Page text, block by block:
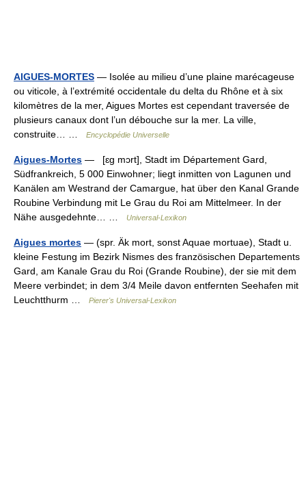
AIGUES-MORTES — Isolée au milieu d’une plaine marécageuse
ou viticole, à l’extrémité occidentale du delta du Rhône et à six
kilomètres de la mer, Aigues Mortes est cependant traversée de
plusieurs canaux dont l’un débouche sur la mer. La ville,
construite… …
Encyclopédie Universelle
Aigues-Mortes — [ɛg mɔrt], Stadt im Département Gard,
Südfrankreich, 5 000 Einwohner; liegt inmitten von Lagunen und
Kanälen am Westrand der Camargue, hat über den Kanal Grande
Roubine Verbindung mit Le Grau du Roi am Mittelmeer. In der
Nähe ausgedehnte… …
Universal-Lexikon
Aigues mortes — (spr. Äk mort, sonst Aquae mortuae), Stadt u.
kleine Festung im Bezirk Nismes des französischen Departements
Gard, am Kanale Grau du Roi (Grande Roubine), der sie mit dem
Meere verbindet; in dem 3/4 Meile davon entfernten Seehafen mit
Leuchtthurm …
Pierer's Universal-Lexikon